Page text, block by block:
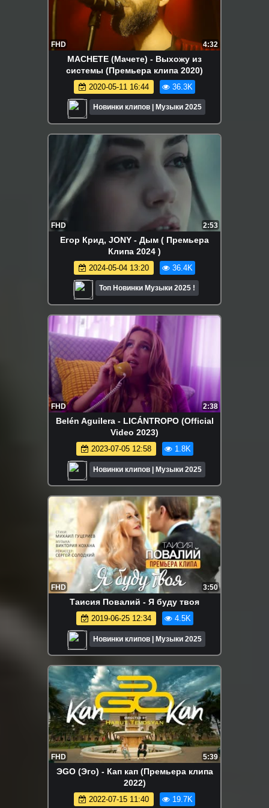
FHD 4:32
MACHETE (Мачете) - Выхожу из
системы (Премьера клипа 2020)
2020-05-11 16:44 36.3K
Новинки клипов | Музыки 2025
FHD 2:53
Егор Крид, JONY - Дым ( Премьера
Клипа 2024 )
2024-05-04 13:20 36.4K
Топ Новинки Музыки 2025 !
FHD 2:38
Belén Aguilera - LICÁNTROPO (Official
Video 2023)
2023-07-05 12:58 1.8K
Новинки клипов | Музыки 2025
FHD 3:50
Таисия Повалий - Я буду твоя
2019-06-25 12:34 4.5K
Новинки клипов | Музыки 2025
FHD 5:39
ЭGO (Эго) - Кап кап (Премьера клипа
2022)
2022-07-15 11:40 19.7K